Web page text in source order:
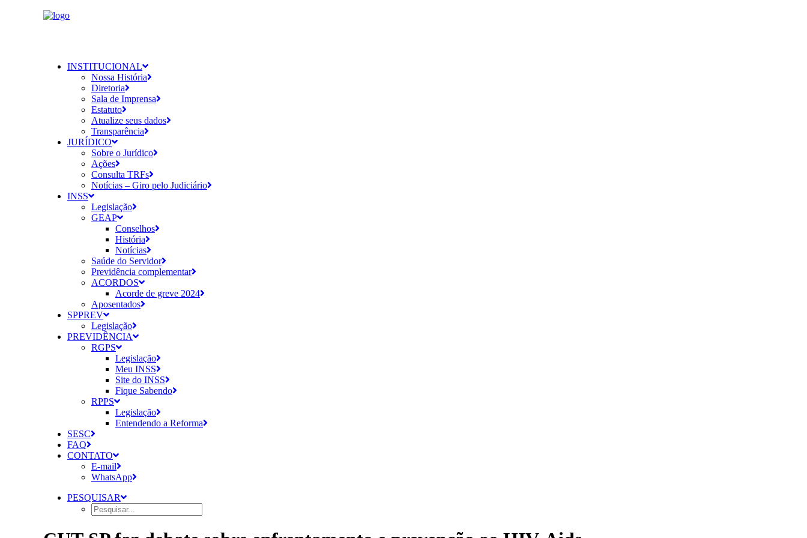
INSTITUCIONAL
Nossa História
Diretoria
Sala de Imprensa
Estatuto
Atualize seus dados
Transparência
JURÍDICO
Sobre o Jurídico
Ações
Consulta TRFs
Notícias – Giro pelo Judiciário
INSS
Legislação
GEAP
Conselhos
História
Notícias
Saúde do Servidor
Previdência complementar
ACORDOS
Acorde de greve 2024
Aposentados
SPPREV
Legislação
PREVIDÊNCIA
RGPS
Legislação
Meu INSS
Site do INSS
Fique Sabendo
RPPS
Legislação
Entendendo a Reforma
SESC
FAQ
CONTATO
E-mail
WhatsApp
PESQUISAR